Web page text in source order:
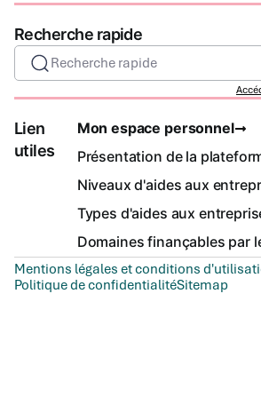
Recherche rapide
Recherche rapide
Lien
utiles
Mon espace personnel
Présentation de la
Niveaux d'aides aux
Types d'aides aux
Domaines finançables par
Mentions légales et conditions
Politique de confidentialitéSitemap